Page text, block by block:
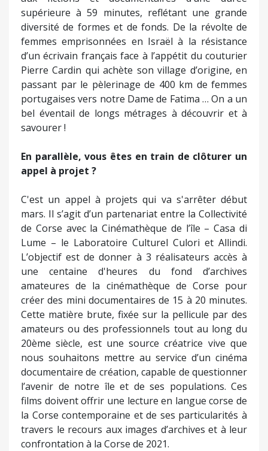
supérieure à 59 minutes, reflétant une grande
diversité de formes et de fonds. De la révolte de
femmes emprisonnées en Israël à la résistance
d’un écrivain français face à l’appétit du couturier
Pierre Cardin qui achète son village d’origine, en
passant par le pèlerinage de 400 km de femmes
portugaises vers notre Dame de Fatima … On a un
bel éventail de longs métrages à découvrir et à
savourer !
En parallèle, vous êtes en train de clôturer un
appel à projet ?
C'est un appel à projets qui va s'arrêter début
mars. Il s’agit d’un partenariat entre la Collectivité
de Corse avec la Cinémathèque de l’île – Casa di
Lume – le Laboratoire Culturel Culori et Allindi.
L’objectif est de donner à 3 réalisateurs accès à
une centaine d'heures du fond d’archives
amateures de la cinémathèque de Corse pour
créer des mini documentaires de 15 à 20 minutes.
Cette matière brute, fixée sur la pellicule par des
amateurs ou des professionnels tout au long du
20ème siècle, est une source créatrice vive que
nous souhaitons mettre au service d’un cinéma
documentaire de création, capable de questionner
l’avenir de notre île et de ses populations. Ces
films doivent offrir une lecture en langue corse de
la Corse contemporaine et de ses particularités à
travers le recours aux images d’archives et à leur
confrontation à la Corse de 2021.